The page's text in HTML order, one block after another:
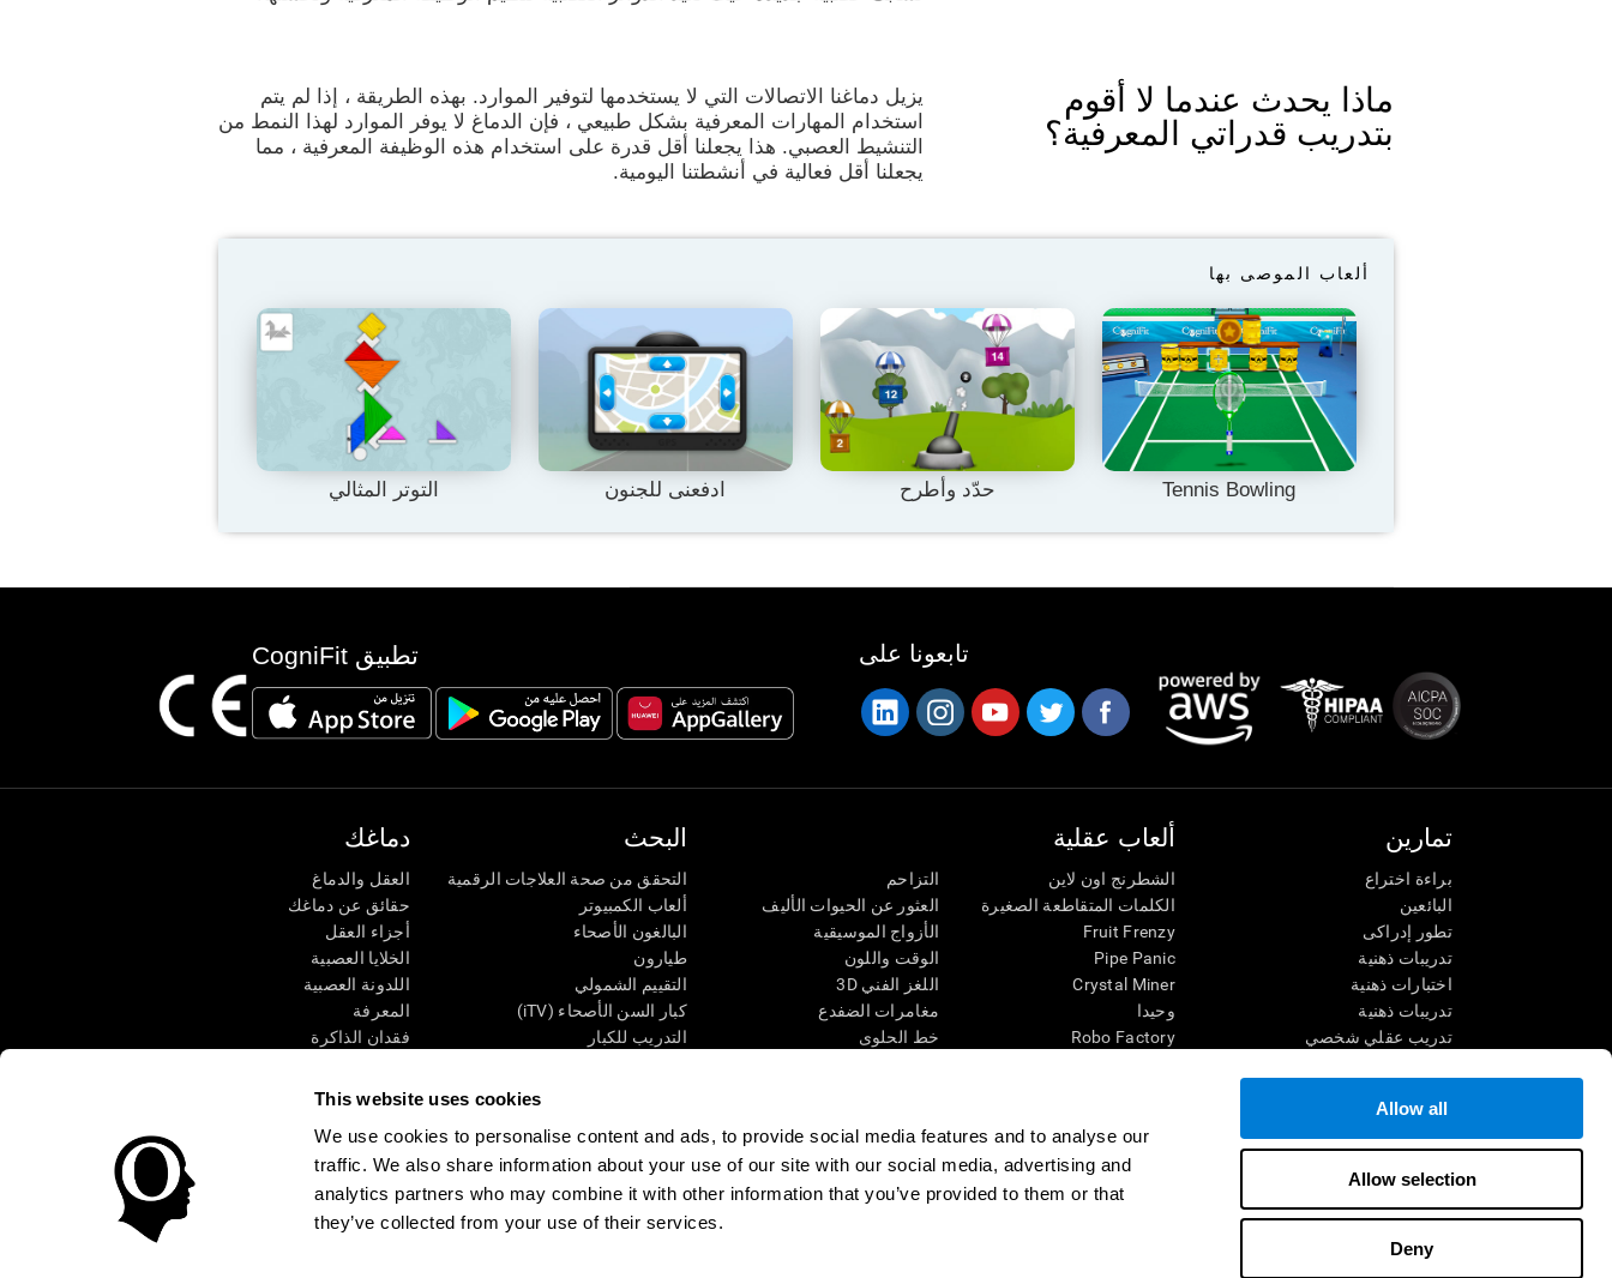
This website uses cookies
We use cookies to personalise content and ads, to provide social media features and to analyse our
traffic. We also share information about your use of our site with our social media, advertising and
analytics partners who may combine it with other information that you’ve provided to them or that
they’ve collected from your use of their services.
Allow all
Allow selection
Deny
ماذا يحدث عندما لا أقوم
بتدريب قدراتي المعرفية؟
يزيل دماغنا الاتصالات التي لا يستخدمها لتوفير الموارد. بهذه الطريقة ، إذا لم يتم
استخدام المهارات المعرفية بشكل طبيعي ، فإن الدماغ لا يوفر الموارد لهذا النمط من
التنشيط العصبي. هذا يجعلنا أقل قدرة على استخدام هذه الوظيفة المعرفية ، مما
يجعلنا أقل فعالية في أنشطتنا اليومية.
ألعاب الموصى بها
Tennis Bowling حدّد وأطرح ادفعنى للجنون التوتر المثالي
تطبيق CogniFit تابعونا على
دماغك
العقل والدماغ
حقائق عن دماغك
أجزاء العقل
الخلايا العصبية
اللدونة العصبية
المعرفة
فقدان الذاكرة
وظائف ذهنية
الإدراك الحسى
الانتباه
البحث
التحقق من صحة العلاجات الرقمية
ألعاب الكمبيوتر
البالغون الأصحاء
طيارون
التقييم الشمولي
كبار السن الأصحاء (iTV)
التدريب للكبار
ألعاب عقلية
الشطرنج اون لاين
الكلمات المتقاطعة الصغيرة
Fruit Frenzy
Pipe Panic
Crystal Miner
وحيدا
Robo Factory
قم بالمطابقة
فوضى الرياضيات
سباق الرخام
التزاحم
العثور عن الحيوات الأليف
الأزواج الموسيقية
الوقت واللون
اللغز الفني 3D
مغامرات الضفدع
خط الحلوى
اللعبة العقلية: تفجير البالونات
ألعاب الذكاء
ألعاب اون لاين من آجل الذاكرة
تمارين
براءة اختراع
البائعين
تطور إدراكى
تدريبات ذهنية
اختبارات ذهنية
تدريبات ذهنية
تدريب عقلي شخصي
فهم القراءة
الأطفال الموهوبون
معارك الدماغ